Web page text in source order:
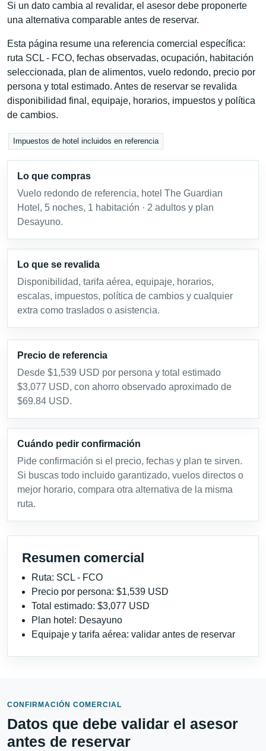
Si un dato cambia al revalidar, el asesor debe proponerte
una alternativa comparable antes de reservar.
Esta página resume una referencia comercial específica:
ruta SCL - FCO, fechas observadas, ocupación, habitación
seleccionada, plan de alimentos, vuelo redondo, precio por
persona y total estimado. Antes de reservar se revalida
disponibilidad final, equipaje, horarios, impuestos y política
de cambios.
Impuestos de hotel incluidos en referencia
Lo que compras
Vuelo redondo de referencia, hotel The Guardian
Hotel, 5 noches, 1 habitación · 2 adultos y plan
Desayuno.
Lo que se revalida
Disponibilidad, tarifa aérea, equipaje, horarios,
escalas, impuestos, política de cambios y cualquier
extra como traslados o asistencia.
Precio de referencia
Desde $1,539 USD por persona y total estimado
$3,077 USD, con ahorro observado aproximado de
$69.84 USD.
Cuándo pedir confirmación
Pide confirmación si el precio, fechas y plan te sirven.
Si buscas todo incluido garantizado, vuelos directos o
mejor horario, compara otra alternativa de la misma
ruta.
Resumen comercial
Ruta: SCL - FCO
Precio por persona: $1,539 USD
Total estimado: $3,077 USD
Plan hotel: Desayuno
Equipaje y tarifa aérea: validar antes de reservar
CONFIRMACIÓN COMERCIAL
Datos que debe validar el asesor
antes de reservar